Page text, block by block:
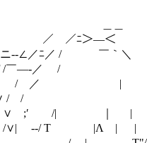
￣￣￣￣|二|
/ ￣｀＼ |二|
/ ＼二二―
∨ ＼
∨＼
| | |＼
|Λ | | |